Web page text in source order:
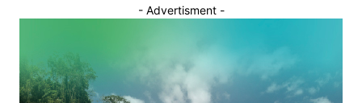
- Advertisment -